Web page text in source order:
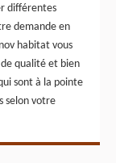
différentes
demande en
habitat vous
de qualité et bien
sont à la pointe
selon votre